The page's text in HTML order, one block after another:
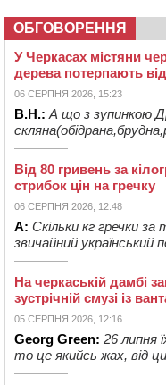
ОБГОВОРЕННЯ
У Черкасах містяни
дерева потерпають
06 СЕРПНЯ 2026, 15:23
В.Н.: А що з зупинкою
Від 80 гривень за
стрибок цін на гречку
06 СЕРПНЯ 2026, 12:48
А: Скільки кг гречки
звичайний український
На черкаській дамбі
зустрічній смузі із
05 СЕРПНЯ 2026, 12:16
Georg Green: 26 липня
то це якийсь жах, від